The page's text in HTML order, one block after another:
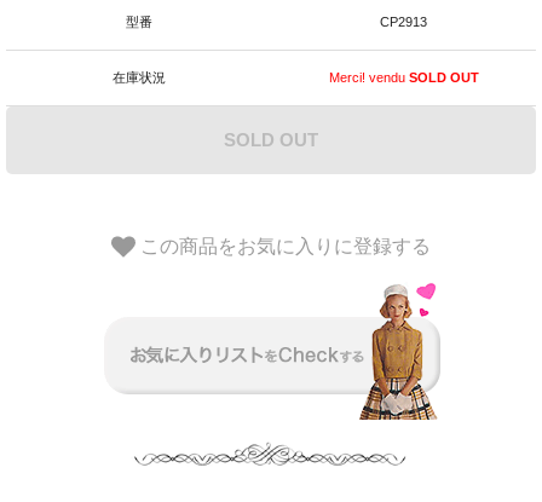
型番 CP2913
在庫状況 Merci! venduSOLD OUT
SOLD OUT
この商品をお気に入りに登録する